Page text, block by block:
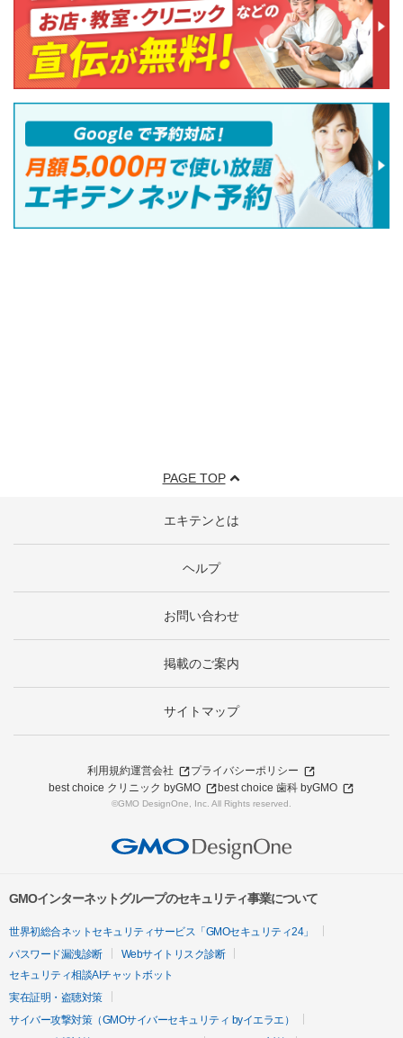
PAGE TOP
エキテンとは
ヘルプ
お問い合わせ
掲載のご案内
サイトマップ
利用規約運営会社
プライバシーポリシー
best choice クリニック byGMO
best choice 歯科 byGMO
©GMO DesignOne, Inc. All Rights reserved.
GMOインターネットグループのセキュリティ事業について
世界初総合ネットセキュリティサービス「GMOセキュリティ24」
パスワード漏洩診断
Webサイトリスク診断
セキュリティ相談AIチャットボット
実在証明・盗聴対策
サイバー攻撃対策（GMOサイバーセキュリティ byイエラエ）